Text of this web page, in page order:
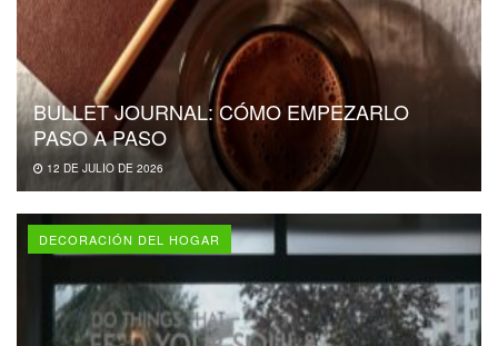
BULLET JOURNAL: CÓMO EMPEZARLO
PASO A PASO
12 DE JULIO DE 2026
DECORACIÓN DEL HOGAR